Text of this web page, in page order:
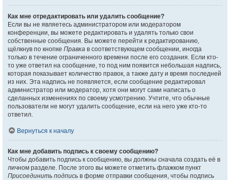
Как мне отредактировать или удалить сообщение?
Если вы не являетесь администратором или модератором
конференции, вы можете редактировать и удалять только свои
собственные сообщения. Вы можете перейти к редактированию,
щёлкнув по кнопке Правка в соответствующем сообщении, иногда
только в течение ограниченного времени после его создания. Если кто-
то уже ответил на сообщение, то под ним появится небольшая надпись,
которая показывает количество правок, а также дату и время последней
из них. Эта надпись не появляется, если сообщение редактировал
администратор или модератор, хотя они могут сами написать о
сделанных изменениях по своему усмотрению. Учтите, что обычные
пользователи не могут удалить сообщение, если на него уже кто-то
ответил.
Вернуться к началу
Как мне добавить подпись к своему сообщению?
Чтобы добавить подпись к сообщению, вы должны сначала создать её в
личном разделе. После этого вы можете отметить флажком пункт
Присоединить подпись в форме отправки сообщения, чтобы подпись